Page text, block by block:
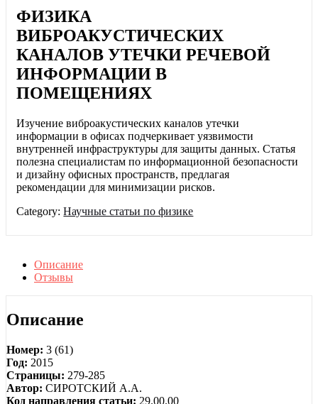
ФИЗИКА
ВИБРОАКУСТИЧЕСКИХ
КАНАЛОВ УТЕЧКИ РЕЧЕВОЙ
ИНФОРМАЦИИ В
ПОМЕЩЕНИЯХ
Изучение виброакустических каналов утечки
информации в офисах подчеркивает уязвимости
внутренней инфраструктуры для защиты данных. Статья
полезна специалистам по информационной безопасности
и дизайну офисных пространств, предлагая
рекомендации для минимизации рисков.
Category:Научные статьи по физике
Описание
Отзывы
Описание
Номер: 3 (61)
Год: 2015
Страницы: 279-285
Автор: СИРОТСКИЙ А.А.
Код направления статьи: 29.00.00